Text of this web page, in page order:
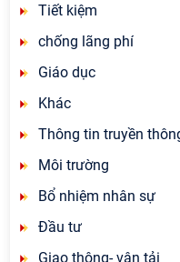
Tiết kiệm
chống lãng phí
Giáo dục
Khác
Thông tin truyền
Môi trường
Bổ nhiệm nhân sự
Đầu tư
Giao thông- vận tải